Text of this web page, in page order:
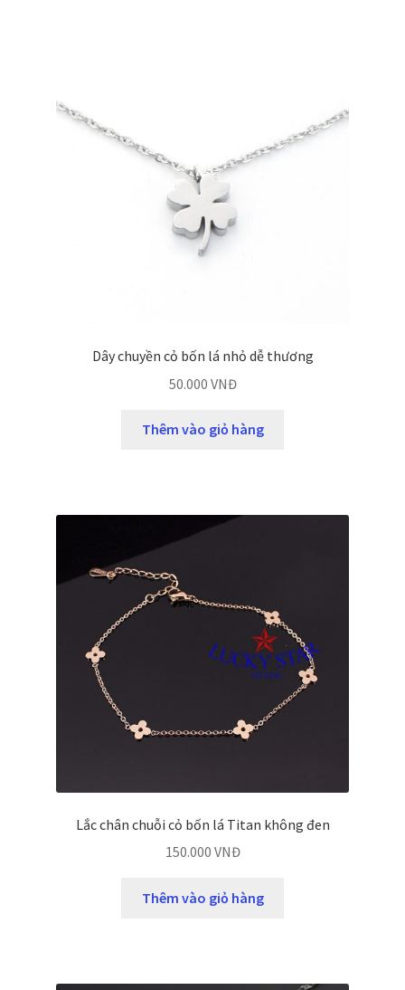
Dây chuyền cỏ bốn lá nhỏ dễ thương
50.000 VNĐ
Thêm vào giỏ hàng
Lắc chân chuỗi cỏ bốn lá Titan không đen
150.000 VNĐ
Thêm vào giỏ hàng